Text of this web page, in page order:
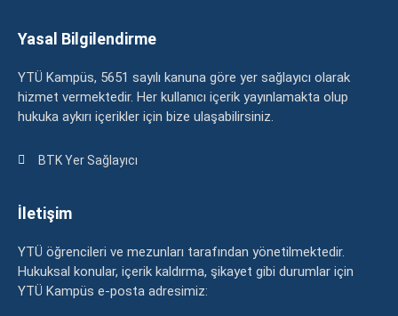
Yasal Bilgilendirme
YTÜ Kampüs, 5651 sayılı kanuna göre yer sağlayıcı olarak
hizmet vermektedir. Her kullanıcı içerik yayınlamakta olup
hukuka aykırı içerikler için bize ulaşabilirsiniz.
BTK Yer Sağlayıcı
İletişim
YTÜ öğrencileri ve mezunları tarafından yönetilmektedir.
Hukuksal konular, içerik kaldırma, şikayet gibi durumlar için
YTÜ Kampüs e-posta adresimiz: